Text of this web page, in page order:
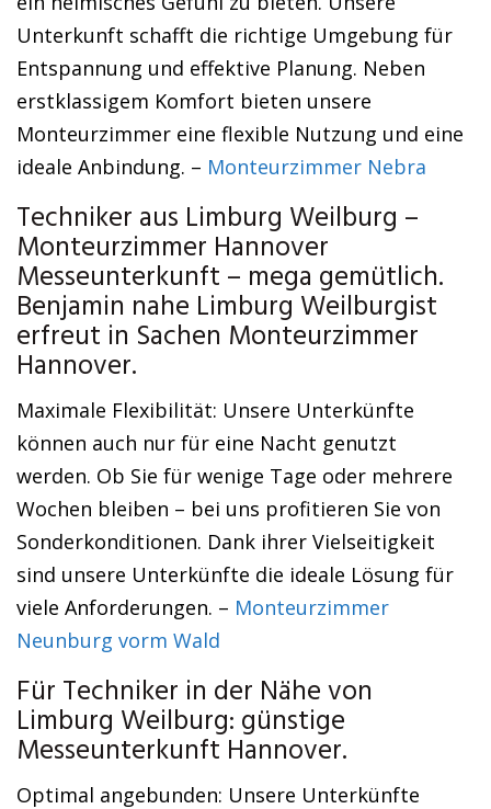
Unterkunft schafft die richtige Umgebung für
Entspannung und effektive Planung. Neben
erstklassigem Komfort bieten unsere
Monteurzimmer eine flexible Nutzung und eine
ideale Anbindung. – Monteurzimmer Nebra
Techniker aus Limburg Weilburg –
Monteurzimmer Hannover
Messeunterkunft – mega gemütlich.
Benjamin nahe Limburg Weilburgist
erfreut in Sachen Monteurzimmer
Hannover.
Maximale Flexibilität: Unsere Unterkünfte
können auch nur für eine Nacht genutzt
werden. Ob Sie für wenige Tage oder mehrere
Wochen bleiben – bei uns profitieren Sie von
Sonderkonditionen. Dank ihrer Vielseitigkeit
sind unsere Unterkünfte die ideale Lösung für
viele Anforderungen. – Monteurzimmer
Neunburg vorm Wald
Für Techniker in der Nähe von
Limburg Weilburg: günstige
Messeunterkunft Hannover.
Optimal angebunden: Unsere Unterkünfte